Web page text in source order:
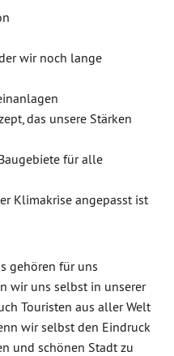
wir noch lange
das unsere Stärken
für alle
Klimakrise angepasst ist
gehören für uns
wir uns selbst in unserer
Touristen aus aller Welt
wir selbst den Eindruck
und schönen Stadt zu